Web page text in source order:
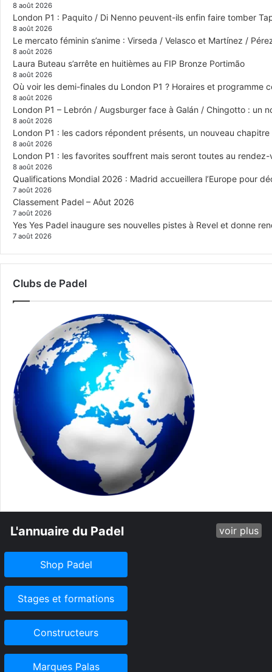
8 août 2026
London P1 : Paquito / Di Nenno peuvent-ils enfin faire tomber
8 août 2026
Le mercato féminin s’anime : Virseda / Velasco et Martínez /
8 août 2026
Laura Buteau s’arrête en huitièmes au FIP Bronze Portimão
8 août 2026
Où voir les demi-finales du London P1 ? Horaires et programme
8 août 2026
London P1 – Lebrón / Augsburger face à Galán / Chingotto : un
8 août 2026
London P1 : les cadors répondent présents, un nouveau
8 août 2026
London P1 : les favorites souffrent mais seront toutes au
8 août 2026
Qualifications Mondial 2026 : Madrid accueillera l’Europe pour
7 août 2026
Classement Padel – Aôut 2026
7 août 2026
Yes Yes Padel inaugure ses nouvelles pistes à Revel et donne
7 août 2026
Clubs de Padel
L'annuaire du Padel voir plus
Shop Padel
Stages et formations
Constructeurs
Marques Palas